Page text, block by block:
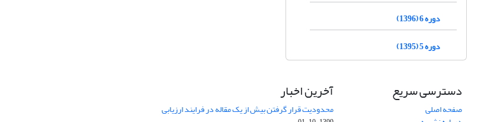
دوره 6 (1396)
دوره 5 (1395)
دسترسی سریع
صفحه اصلی
آخرین اخبار
محدودیت قرار گرفتن بیش از یک مقاله در فرایند ارزیابی